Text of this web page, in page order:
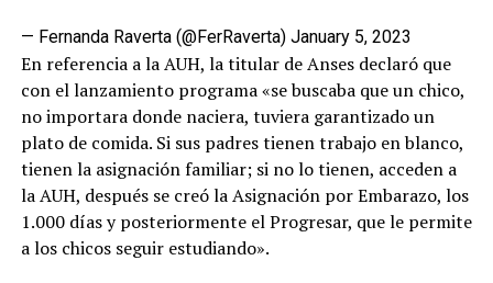
— Fernanda Raverta (@FerRaverta) January 5, 2023
En referencia a la AUH, la titular de Anses declaró que
con el lanzamiento programa «se buscaba que un chico,
no importara donde naciera, tuviera garantizado un
plato de comida. Si sus padres tienen trabajo en blanco,
tienen la asignación familiar; si no lo tienen, acceden a
la AUH, después se creó la Asignación por Embarazo, los
1.000 días y posteriormente el Progresar, que le permite
a los chicos seguir estudiando».